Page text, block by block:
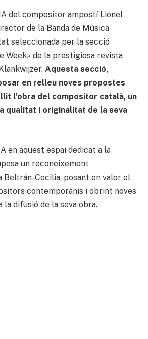
del compositor ampostí Lionel
de la Banda de Música
seleccionada per la secció
Week» de la prestigiosa revista
Aquesta secció,
en relleu noves propostes
l’obra del compositor català, un
qualitat i originalitat de la seva
en aquest espai dedicat a la
un reconeixement
Beltrán-Cecilia, posant en valor el
contemporanis i obrint noves
difusió de la seva obra.